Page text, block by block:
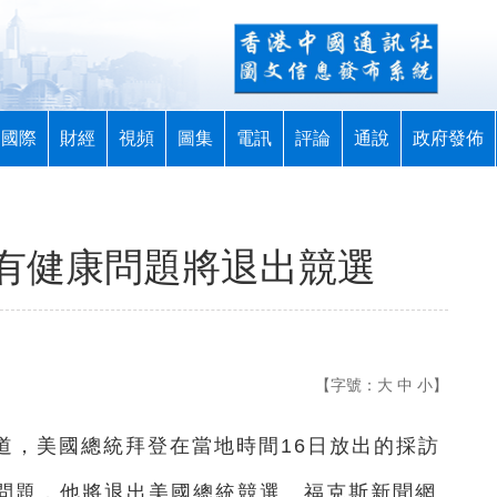
國際 財經 視頻 圖集 電訊 評論 通說 政府發佈
健康問題將退出競選
【字號： 大 中 小】
，美國總統拜登在當地時間16日放出的採訪
題，他將退出美國總統競選。福克斯新聞網